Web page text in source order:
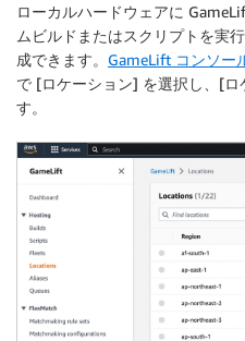
ローカルハードウェアに
ムビルドまたはスクリプトを実
成できます。 GameLift コンソー
で [ロケーション] を選択し、[ロ
す。